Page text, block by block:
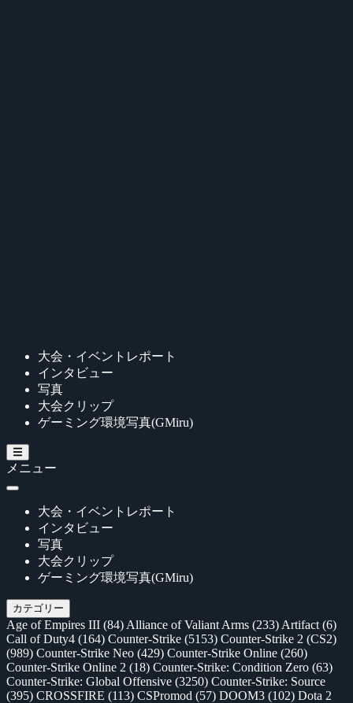
大会・イベントレポート
インタビュー
写真
大会クリップ
ゲーミング環境写真(GMiru)
メニュー
大会・イベントレポート
インタビュー
写真
大会クリップ
ゲーミング環境写真(GMiru)
カテゴリー
Age of Empires III (84) Alliance of Valiant Arms (233) Artifact (6)
Call of Duty4 (164) Counter-Strike (5153) Counter-Strike 2 (CS2)
(989) Counter-Strike Neo (429) Counter-Strike Online (260)
Counter-Strike Online 2 (18) Counter-Strike: Condition Zero (63)
Counter-Strike: Global Offensive (3250) Counter-Strike: Source
(395) CROSSFIRE (113) CSPromod (57) DOOM3 (102) Dota 2